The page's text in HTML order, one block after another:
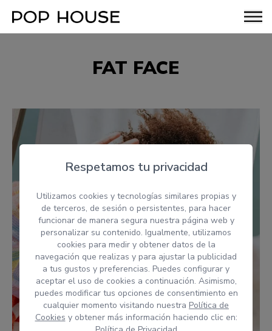
FAT FACE
Respetamos tu privacidad
Utilizamos cookies y tecnologías similares propias y
de terceros, de sesión o persistentes, para hacer
funcionar de manera segura nuestra página web y
personalizar su contenido. Igualmente, utilizamos
cookies para medir y obtener datos de la
navegación que realizas y para ajustar la publicidad
a tus gustos y preferencias. Puedes configurar y
aceptar el uso de cookies a continuación. Asimismo,
puedes modificar tus opciones de consentimiento en
cualquier momento visitando nuestra Política de
Cookies y obtener más información haciendo clic en: